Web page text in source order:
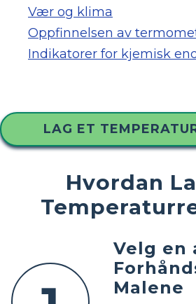
Vær og klima
Oppfinnelsen av
Indikatorer for kjemisk
LAG ET
Hvordan
Velg en
Malene